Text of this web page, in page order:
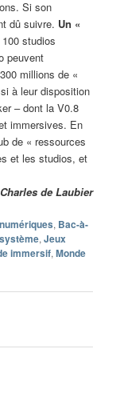
Si son
dû suivre. Un «
studios
peuvent
millions de «
à leur disposition
– dont la V0.8
immersives. En
de « ressources
et les studios, et
Charles de Laubier
, Bac-à-
,Jeux
immersif,Monde